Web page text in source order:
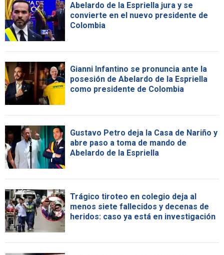
Abelardo de la Espriella jura y se
convierte en el nuevo presidente de
Colombia
Gianni Infantino se pronuncia ante la
posesión de Abelardo de la Espriella
como presidente de Colombia
Gustavo Petro deja la Casa de Nariño y
abre paso a toma de mando de
Abelardo de la Espriella
Trágico tiroteo en colegio deja al
menos siete fallecidos y decenas de
heridos: caso ya está en investigación